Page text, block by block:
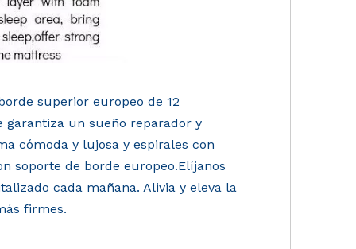
superior europeo de 12
garantiza un sueño reparador y
cómoda y lujosa y espirales con
soporte de borde europeo.Elíjanos
cada mañana. Alivia y eleva la
firmes.